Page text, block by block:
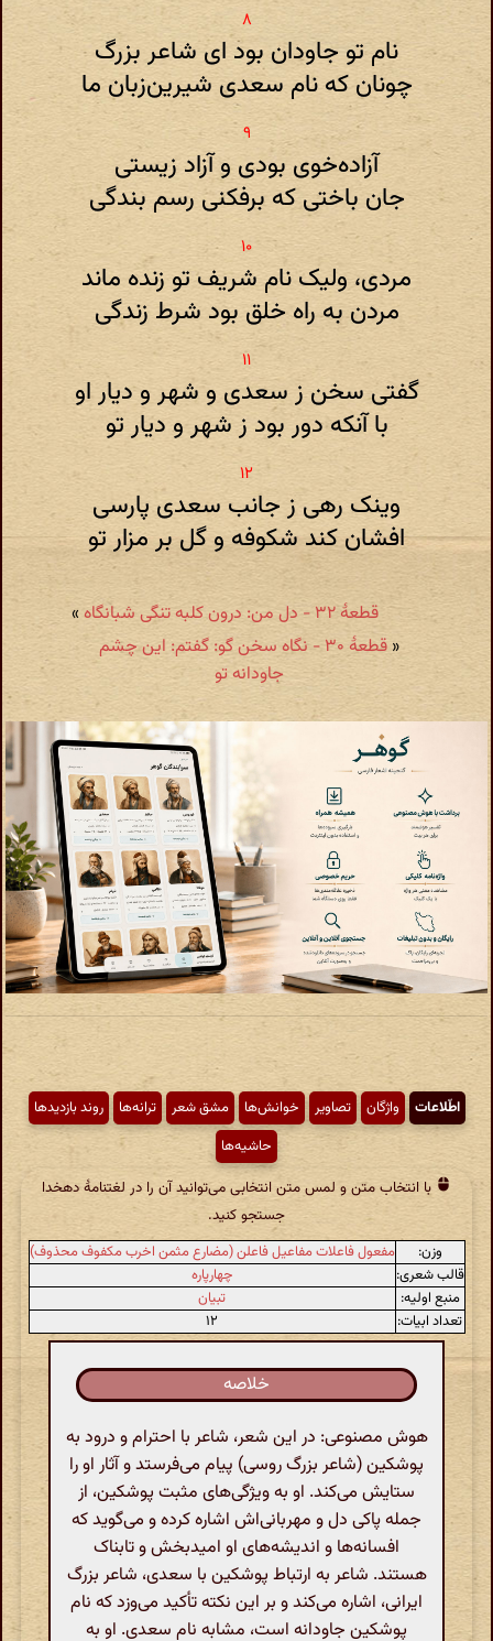
نام تو جاودان بود ای شاعر بزرگ
چونان که نام سعدی شیرین‌زبان ما
آزاده‌خوی بودی و آزاد زیستی
جان باختی که برفکنی رسم بندگی
مردی، ولیک نام شریف تو زنده ماند
مردن به راه خلق بود شرط زندگی
گفتی سخن ز سعدی و شهر و دیار او
با آنکه دور بود ز شهر و دیار تو
وینک رهی ز جانب سعدی پارسی
افشان کند شکوفه و گل بر مزار تو
قطعهٔ ۳۲ - دل من: درون کلبه تنگی شبانگاه
»
«
قطعهٔ ۳۰ - نگاه سخن گو: گفتم: این چشم
جاودانه تو
اطّلاعات واژگان تصاویر خوانش‌ها مشق شعر ترانه‌ها
روند بازدیدها
حاشیه‌ها
با انتخاب متن و لمس متن انتخابی می‌توانید آن را در لغتنامهٔ دهخدا
جستجو کنید.
وزن:
مفعول فاعلات مفاعیل فاعلن (مضارع مثمن اخرب مکفوف محذوف)
قالب شعری:
چهارپاره
منبع اولیه:
تبیان
تعداد ابیات:
۱۲
خلاصه
هوش مصنوعی: در این شعر، شاعر با احترام و درود به
پوشکین (شاعر بزرگ روسی) پیام می‌فرستد و آثار او را
ستایش می‌کند. او به ویژگی‌های مثبت پوشکین، از
جمله پاکی دل و مهربانی‌اش اشاره کرده و می‌گوید که
افسانه‌ها و اندیشه‌های او امیدبخش و تابناک
هستند. شاعر به ارتباط پوشکین با سعدی، شاعر بزرگ
ایرانی، اشاره می‌کند و بر این نکته تأکید می‌وزد که نام
پوشکین جاودانه است، مشابه نام سعدی. او به